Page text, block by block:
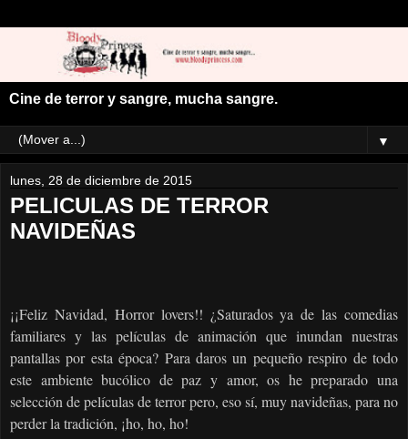
Cine de terror y sangre, mucha sangre.
▼
lunes, 28 de diciembre de 2015
PELICULAS DE TERROR
NAVIDEÑAS
¡¡Feliz Navidad, Horror lovers!! ¿Saturados ya de las comedias
familiares y las películas de animación que inundan nuestras
pantallas por esta época? Para daros un pequeño respiro de todo
este ambiente bucólico de paz y amor, os he preparado una
selección de películas de terror pero, eso sí, muy navideñas, para no
perder la tradición, ¡ho, ho, ho!